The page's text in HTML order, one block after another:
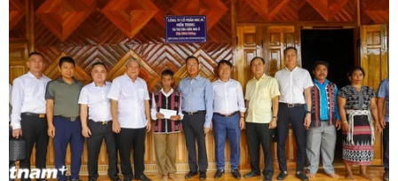
vương"
27/02/2025 06:56
Nissin Foods Holdings dự kiến đầu tư lớn để mở rộng
hoạt động tại Nhật Bản và các quốc gia khác, nhằm
tăng cường nhu cầu mỳ ăn liền giá rẻ và tạo ra những
phiên bản lành mạnh hơn.